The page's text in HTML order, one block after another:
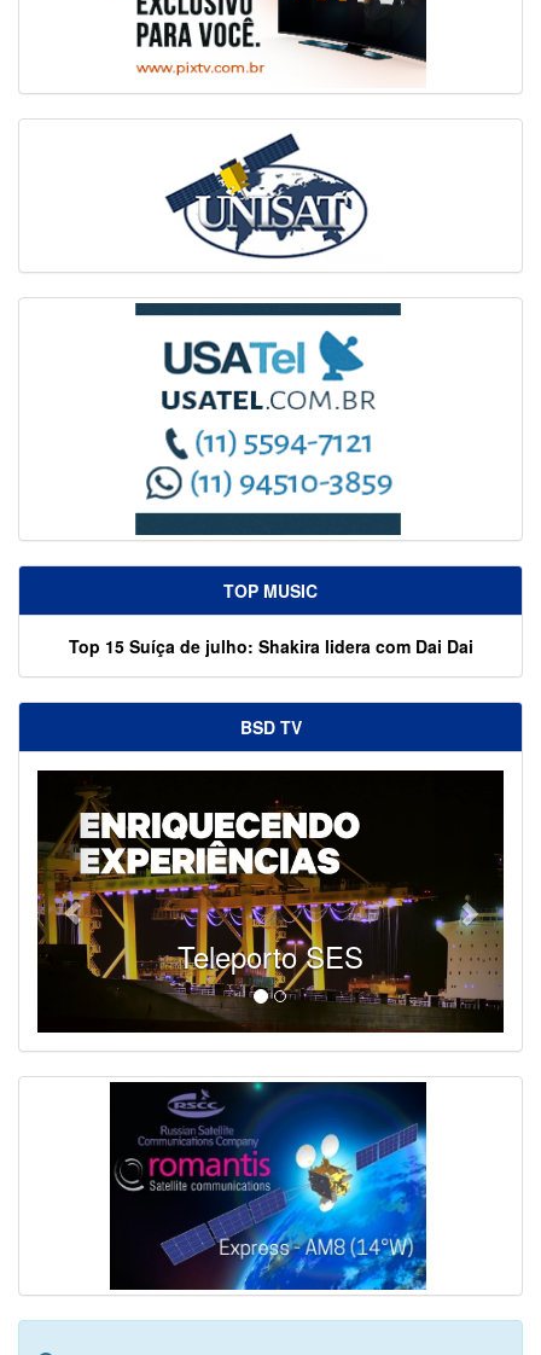
TOP MUSIC
Top 15 Suíça de julho: Shakira lidera com Dai Dai
BSD TV
Teleporto SES